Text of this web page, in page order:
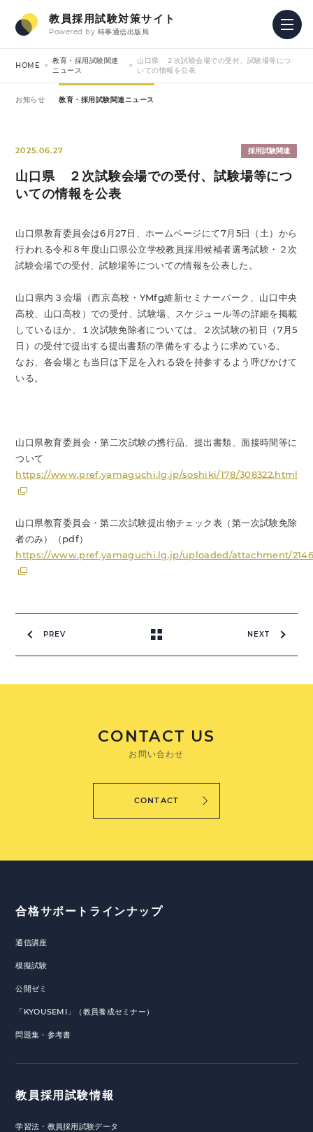
教員採用試験対策サイト
Powered by 時事通信出版局
HOME
教育・採用試験関連
ニュース
山口県 ２次試験会場での受付、試験場等につ
いての情報を公表
お知らせ 教育・採用試験関連ニュース
2025.06.27 採用試験関連
山口県 ２次試験会場での受付、試験場等につ
いての情報を公表
山口県教育委員会は6月27日、ホームページにて7月5日（土）から
行われる令和８年度山口県公立学校教員採用候補者選考試験・２次
試験会場での受付、試験場等についての情報を公表した。
山口県内３会場（西京高校・YMfg維新セミナーパーク、山口中央
高校、山口高校）での受付、試験場、スケジュール等の詳細を掲載
しているほか、１次試験免除者については、２次試験の初日（7月5
日）の受付で提出する提出書類の準備をするように求めている。
なお、各会場とも当日は下足を入れる袋を持参するよう呼びかけて
いる。
山口県教育委員会・第二次試験の携行品、提出書類、面接時間等に
ついて
https://www.pref.yamaguchi.lg.jp/soshiki/178/308322.html
山口県教育委員会・第二次試験提出物チェック表（第一次試験免除
者のみ）（pdf）
https://www.pref.yamaguchi.lg.jp/uploaded/attachment/
PREV NEXT
CONTACT US
お問い合わせ
CONTACT
合格サポートラインナップ
通信講座
模擬試験
公開ゼミ
「KYOUSEMI」（教員養成セミナー）
問題集・参考書
教員採用試験情報
学習法・教員採用試験データ